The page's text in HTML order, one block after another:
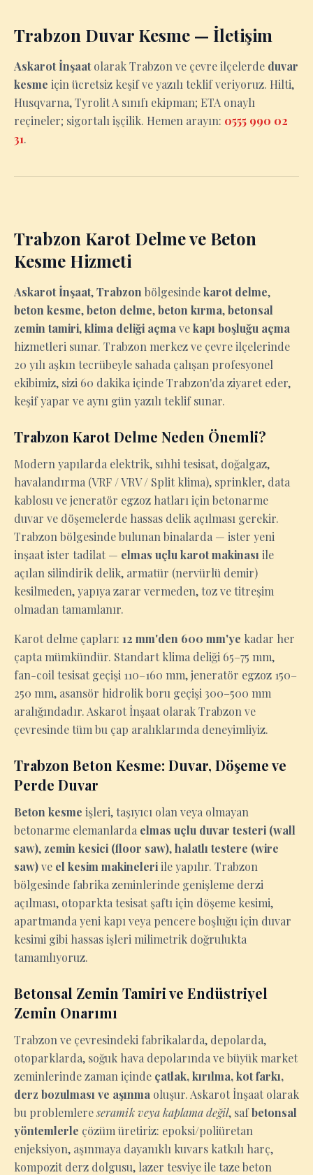
Trabzon Duvar Kesme — İletişim
Askarot İnşaatolarak Trabzon ve çevre ilçelerde duvar
kesme için ücretsiz keşif ve yazılı teklif veriyoruz. Hilti,
Husqvarna, Tyrolit A sınıfı ekipman; ETA onaylı
reçineler; sigortalı işçilik. Hemen arayın: 0555 990 02
31.
Trabzon Karot Delme ve Beton
Kesme Hizmeti
Askarot İnşaat,Trabzon bölgesindekarot delme,
beton kesme,beton delme,beton kırma,betonsal
zemin tamiri,klima deliği açma vekapı boşluğu açma
hizmetleri sunar. Trabzon merkez ve çevre ilçelerinde
20 yılı aşkın tecrübeyle sahada çalışan profesyonel
ekibimiz, sizi 60 dakika içinde Trabzon'da ziyaret eder,
keşif yapar ve aynı gün yazılı teklif sunar.
Trabzon Karot Delme Neden Önemli?
Modern yapılarda elektrik, sıhhi tesisat, doğalgaz,
havalandırma (VRF / VRV / Split klima), sprinkler, data
kablosu ve jeneratör egzoz hatları için betonarme
duvar ve döşemelerde hassas delik açılması gerekir.
Trabzon bölgesinde bulunan binalarda — ister yeni
inşaat ister tadilat — elmas uçlu karot makinası ile
açılan silindirik delik, armatür (nervürlü demir)
kesilmeden, yapıya zarar vermeden, toz ve titreşim
olmadan tamamlanır.
Karot delme çapları: 12 mm'den 600 mm'ye kadar her
çapta mümkündür. Standart klima deliği 65–75 mm,
fan-coil tesisat geçişi 110–160 mm, jeneratör egzoz 150–
250 mm, asansör hidrolik boru geçişi 300–500 mm
aralığındadır. Askarot İnşaat olarak Trabzon ve
çevresinde tüm bu çap aralıklarında deneyimliyiz.
Trabzon Beton Kesme: Duvar, Döşeme ve
Perde Duvar
Beton kesme işleri, taşıyıcı olan veya olmayan
betonarme elemanlarda elmas uçlu duvar testeri (wall
saw), zemin kesici (floor saw),halatlı testere (wire
saw)ve el kesim makineleriile yapılır. Trabzon
bölgesinde fabrika zeminlerinde genişleme derzi
açılması, otoparkta tesisat şaftı için döşeme kesimi,
apartmanda yeni kapı veya pencere boşluğu için duvar
kesimi gibi hassas işleri milimetrik doğrulukta
tamamlıyoruz.
Betonsal Zemin Tamiri ve Endüstriyel
Zemin Onarımı
Trabzon ve çevresindeki fabrikalarda, depolarda,
otoparklarda, soğuk hava depolarında ve büyük market
zeminlerinde zaman içinde çatlak, kırılma, kot farkı,
derz bozulması ve aşınma oluşur. Askarot İnşaat olarak
bu problemlereseramik veya kaplama değil, safbetonsal
yöntemlerle çözüm üretiriz: epoksi/poliüretan
enjeksiyon, aşınmaya dayanıklı kuvars katkılı harç,
kompozit derz dolgusu, lazer tesviye ile taze beton